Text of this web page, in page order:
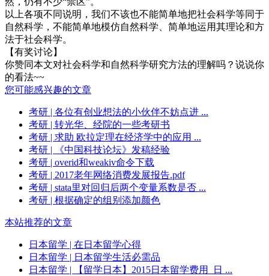
以上各项不同说明，我们不该也不能简单地把社会科学等同于
自然科学，不能简单地模仿自然科学、简单地运用其理论和方
法于社会科学。
【有奖讨论】
你赞同本文对社会科学和自然科学研究方法的理解吗？说说你
的看法~~
您可能感兴趣的文章
考研 | 各位有创业想法的小伙伴不妨点进 ...
考研 | 转光华、经院的一些考研书
考研 | 求助 欧拉定理在经济学中的应用 ...
考研 | 《中国科技论坛》发稿经验
考研 | overid和weakiv命令下载
考研 | 2017老年网络消费发展报告.pdf
考研 | stata里对回归后两个变量系数是否 ...
考研 | 根据确定的组别添加颜色
本站推荐的文章
日本留学 | 在日本留学心得
日本留学 | 日本留学生活必需品
日本留学 | 【留学日本】2015日本留学费用_日 ...